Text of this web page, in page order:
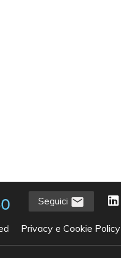
Seguici
Privacy e Cookie Policy